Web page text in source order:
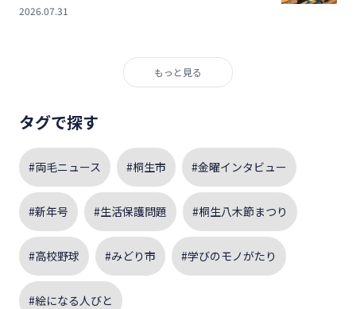
2026.07.31
もっと見る
タグで探す
#両毛ニュース #桐生市 #金曜インタビュー
#新年号 #生活保護問題 #桐生八木節まつり
#高校野球 #みどり市 #学びのモノがたり
#絵になる人びと